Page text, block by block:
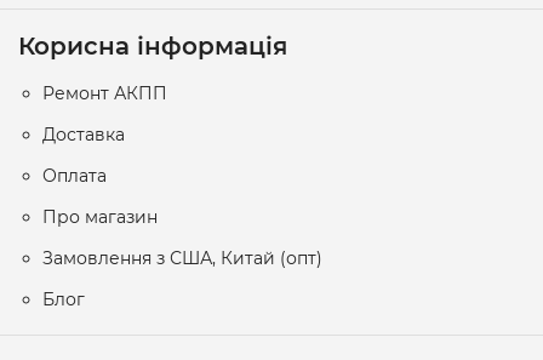
Корисна інформація
Ремонт АКПП
Доставка
Оплата
Про магазин
Замовлення з США, Китай (опт)
Блог